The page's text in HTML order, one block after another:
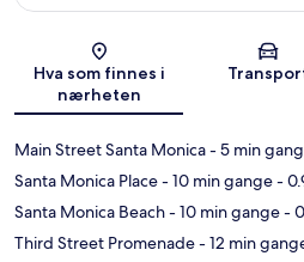
Kart
Hva som finnes i
nærheten
Main Street Santa Monica- 5 min
Santa Monica Place- 10 min gange-
Santa Monica Beach- 10 min gange-
Third Street Promenade- 12 min